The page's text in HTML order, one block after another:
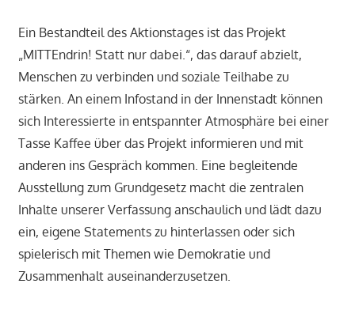
Ein Bestandteil des Aktionstages ist das Projekt
„MITTEndrin! Statt nur dabei.“, das darauf abzielt,
Menschen zu verbinden und soziale Teilhabe zu
stärken. An einem Infostand in der Innenstadt können
sich Interessierte in entspannter Atmosphäre bei einer
Tasse Kaffee über das Projekt informieren und mit
anderen ins Gespräch kommen. Eine begleitende
Ausstellung zum Grundgesetz macht die zentralen
Inhalte unserer Verfassung anschaulich und lädt dazu
ein, eigene Statements zu hinterlassen oder sich
spielerisch mit Themen wie Demokratie und
Zusammenhalt auseinanderzusetzen.